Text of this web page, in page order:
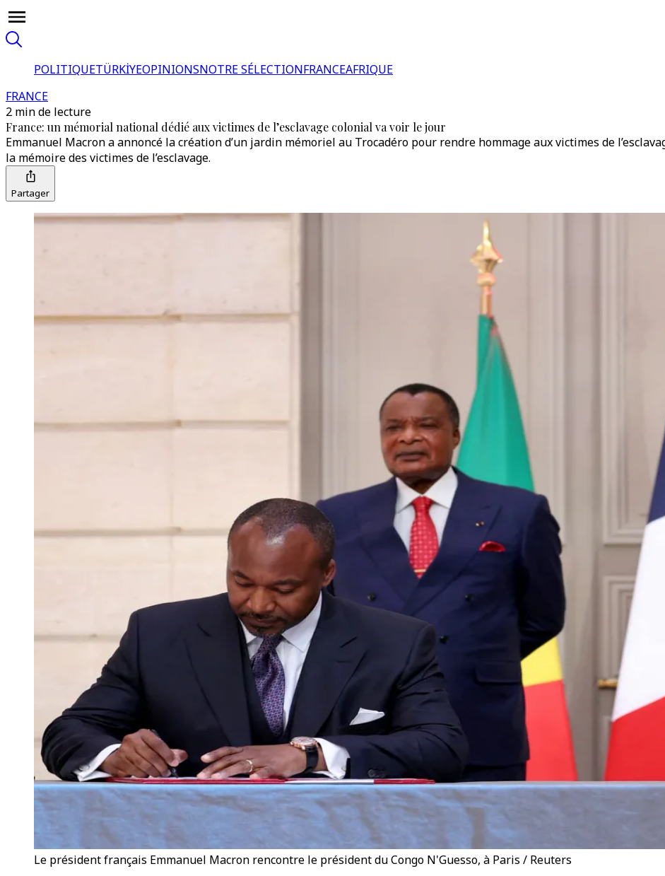
POLITIQUETÜRKİYEOPINIONSNOTRE SÉLECTIONFRANCEAFRIQUE
FRANCE
2 min de lecture
France: un mémorial national dédié aux victimes de l’esclavage colonial va voir le jour
Emmanuel Macron a annoncé la création d’un jardin mémoriel au Trocadéro pour rendre hommage aux victimes de
la mémoire des victimes de l’esclavage.
Partager
Le président français Emmanuel Macron rencontre le président du Congo N'Guesso, à Paris / Reuters